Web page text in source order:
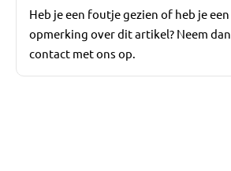
Heb je een foutje gezien of heb je een
opmerking over dit artikel? Neem dan
contact met ons op.